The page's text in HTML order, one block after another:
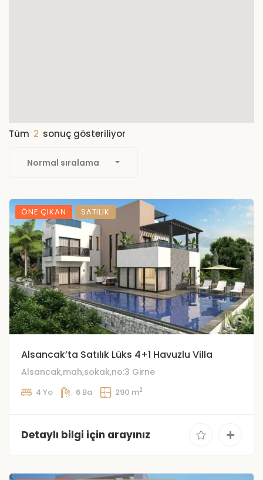
Tüm 2 sonuç gösteriliyor
Normal sıralama
ÖNE ÇIKAN SATILIK
️Alsancak’ta Satılık Lüks 4+1 Havuzlu Villa
Alsancak,mah,sokak,no:3 Girne
4 Yo 6 Ba 290 m2
Detaylı bilgi için arayınız